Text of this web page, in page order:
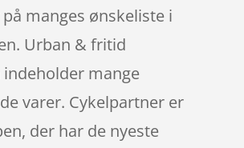
manges ønskeliste i
Urban & fritid
mange
varer. Cykelpartner er
der har de nyeste